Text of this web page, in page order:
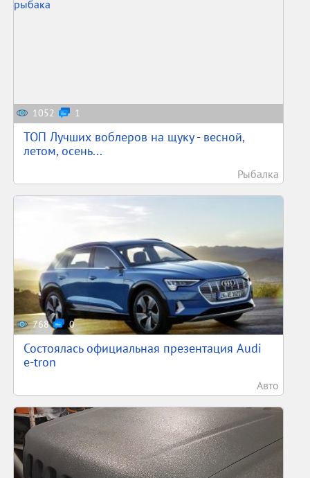
1052 1
ТОП Лучших воблеров на щуку - весной,
летом, осень...
Рыбалка
768 0
Состоялась официальная презентация Audi
e-tron
Авто